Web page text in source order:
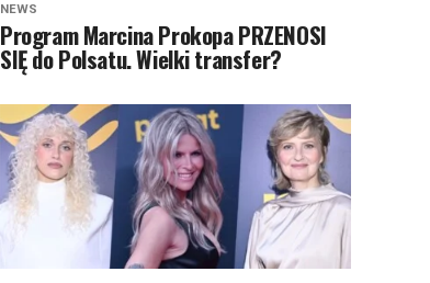
NEWS
Program Marcina Prokopa PRZENOSI
SIĘ do Polsatu. Wielki transfer?